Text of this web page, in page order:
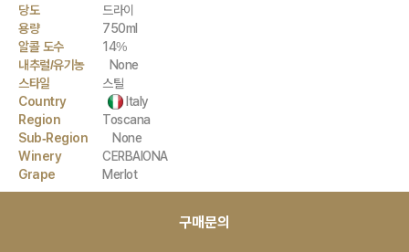
당도
드라이
용량
750ml
알콜 도수
14%
내추럴/유기농
None
스타일
스틸
Country
Italy
Region
Toscana
Sub-Region
None
Winery
CERBAIONA
Grape
Merlot
구매문의